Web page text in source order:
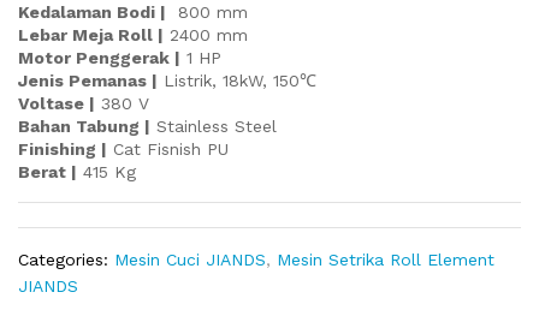
Kedalaman Bodi | 800 mm
Lebar Meja Roll | 2400 mm
Motor Penggerak | 1 HP
Jenis Pemanas | Listrik, 18kW, 150℃
Voltase | 380 V
Bahan Tabung | Stainless Steel
Finishing | Cat Fisnish PU
Berat | 415 Kg
Categories: Mesin Cuci JIANDS, Mesin Setrika Roll Element
JIANDS